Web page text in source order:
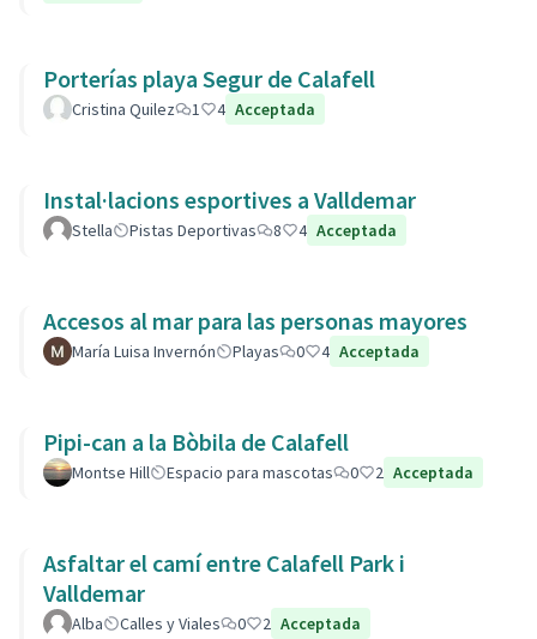
Porterías playa Segur de Calafell
Cristina Quilez 1 4 Acceptada
Instal·lacions esportives a Valldemar
Stella Pistas Deportivas 8 4 Acceptada
Accesos al mar para las personas mayores
María Luisa Invernón Playas 0 4 Acceptada
Pipi-can a la Bòbila de Calafell
Montse Hill Espacio para mascotas 0 2 Acceptada
Asfaltar el camí entre Calafell Park i
Valldemar
Alba Calles y Viales 0 2 Acceptada